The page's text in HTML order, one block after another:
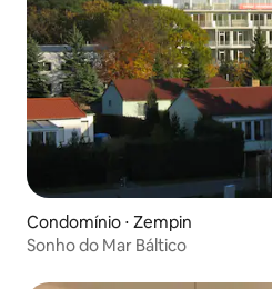
Condomínio ⋅ Zempin
Sonho do Mar Báltico